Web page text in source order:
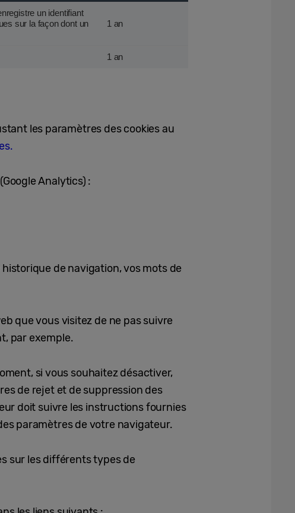
un identifiant
sur la façon dont un
1 an
1 an
les paramètres des cookies au
Analytics) :
de navigation, vos mots de
que vous visitez de ne pas suivre
par exemple.
si vous souhaitez désactiver,
de rejet et de suppression des
doit suivre les instructions fournies
paramètres de votre navigateur.
sur les différents types de